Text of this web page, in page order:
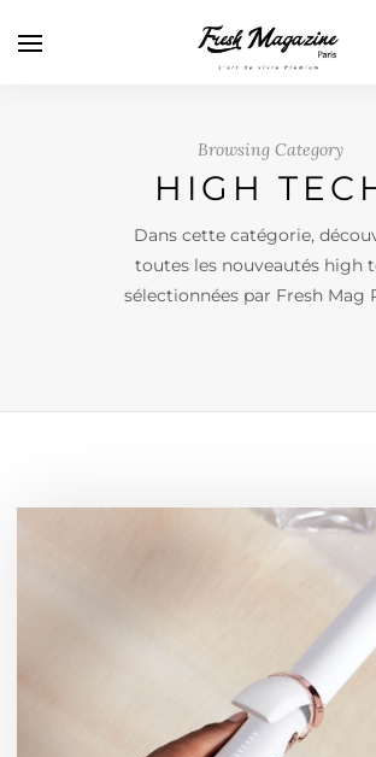
Browsing Category
HIGH
Dans cette catégorie,
toutes les nouveautés high
sélectionnées par Fresh Mag